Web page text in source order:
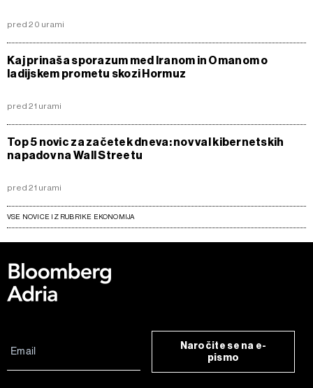
pred 20 urami
Kaj prinaša sporazum med Iranom in Omanom o
ladijskem prometu skozi Hormuz
pred 21 urami
Top 5 novic za začetek dneva: nov val kibernetskih
napadov na Wall Streetu
pred 21 urami
VSE NOVICE IZ RUBRIKE EKONOMIJA
Naročite se na e-
pismo